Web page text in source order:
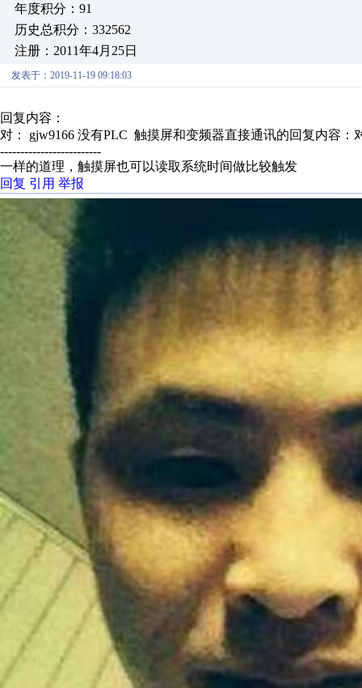
年度积分：91
历史总积分：332562
注册：2011年4月25日
发表于：2019-11-19 09:18:03
回复内容：
对： gjw9166 没有PLC 触摸屏和变频器直接通讯的回复内容：
-------------------------
一样的道理，触摸屏也可以读取系统时间做比较触发
回复 引用 举报